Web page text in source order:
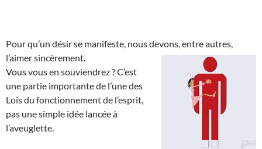
Pour qu’un désir se manifeste, nous devons, entre autres,
l’aimer sincèrement.
Vous vous en souviendrez ? C’est
une partie importante de l’une des
Lois du fonctionnement de l’esprit,
pas une simple idée lancée à
l’aveuglette.